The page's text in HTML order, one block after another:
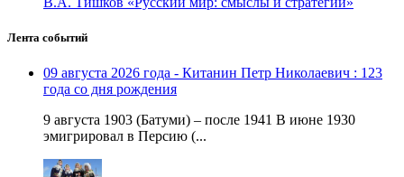
Лента событий
09 августа 2026 года - Китанин Петр Николаевич : 123
года со дня рождения
9 августа 1903 (Батуми) – после 1941 В июне 1930
эмигрировал в Персию (...